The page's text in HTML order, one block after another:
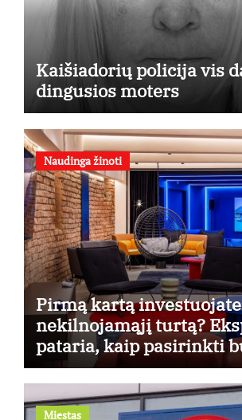
Kaišiadorių policija vis
dingusios moters
Naudinga žinoti
Pirmą kartą
nekilnojamąjį turtą?
pataria, kaip pasirinkti
kuris generuos grąžą
Miestas